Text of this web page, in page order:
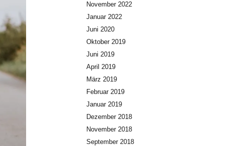
November 2022
Januar 2022
Juni 2020
Oktober 2019
Juni 2019
April 2019
März 2019
Februar 2019
Januar 2019
Dezember 2018
November 2018
September 2018